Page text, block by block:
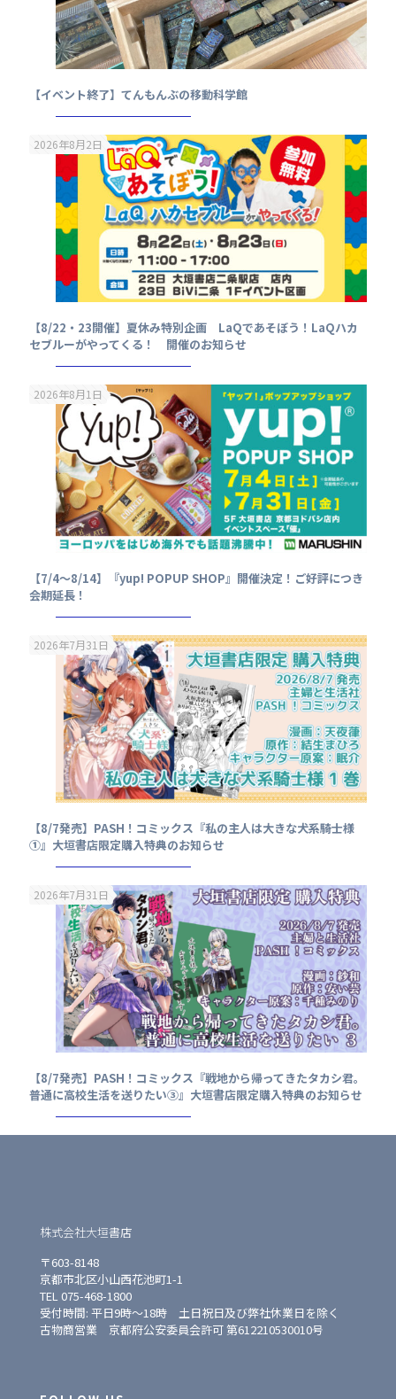
【イベント終了】てんもんぶの移動科学館
2026年8月2日
【8/22・23開催】夏休み特別企画 LaQであそぼう！LaQハカ
セブルーがやってくる！ 開催のお知らせ
2026年8月1日
【7/4～8/14】『yup! POPUP SHOP』開催決定！ご好評につき
会期延長！
2026年7月31日
【8/7発売】PASH！コミックス『私の主人は大きな犬系騎士様
①』大垣書店限定購入特典のお知らせ
2026年7月31日
【8/7発売】PASH！コミックス『戦地から帰ってきたタカシ君。
普通に高校生活を送りたい③』大垣書店限定購入特典のお知らせ
株式会社大垣書店
〒603-8148
京都市北区小山西花池町1-1
TEL 075-468-1800
受付時間: 平日9時〜18時 土日祝日及び弊社休業日を除く
古物商営業 京都府公安委員会許可 第612210530010号